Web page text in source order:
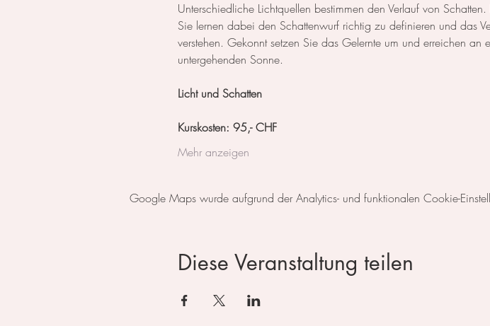
Unterschiedliche Lichtquellen bestimmen den Verlauf von
Sie lernen dabei den Schattenwurf richtig zu definieren und das
verstehen. Gekonnt setzen Sie das Gelernte um und erreichen
untergehenden Sonne.
Licht und Schatten
Kurskosten: 95,- CHF
Mehr anzeigen
Google Maps wurde aufgrund der Analytics- und funktionalen Cookie-
Diese Veranstaltung teilen